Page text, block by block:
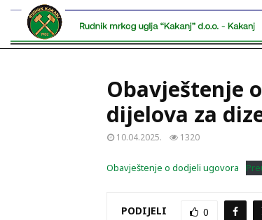
Obavještenje
dijelova za
10.04.2025. 1320
Obavještenje o dodjeli ugovora
PODIJELI 0